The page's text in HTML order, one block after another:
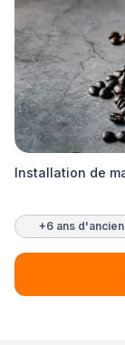
Installation de
+6 ans